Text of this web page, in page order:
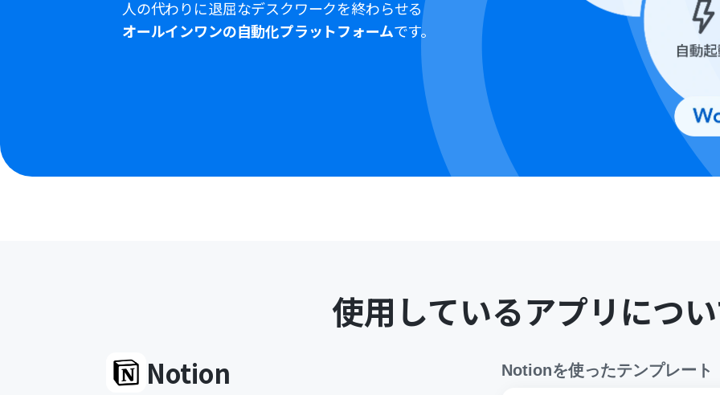
人の代わりに退屈なデスクワークを終わらせる
オールインワンの自動化プラットフォームです。
使用しているアプリにつ
Notion Notionを使ったテンプレート